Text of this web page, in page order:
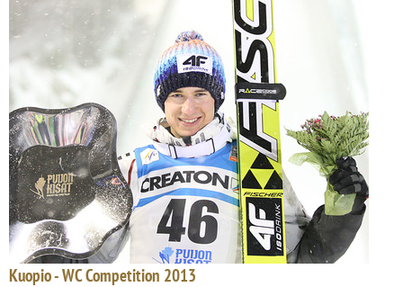
Kuopio - WC Competition 2013